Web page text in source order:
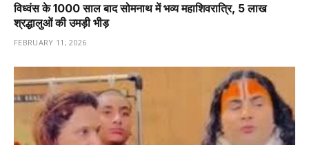
विध्वंस के 1000 साल बाद सोमनाथ में भव्य महाशिवरात्रि, 5 लाख
श्रद्धालुओं की उमड़ी भीड़
FEBRUARY 11, 2026